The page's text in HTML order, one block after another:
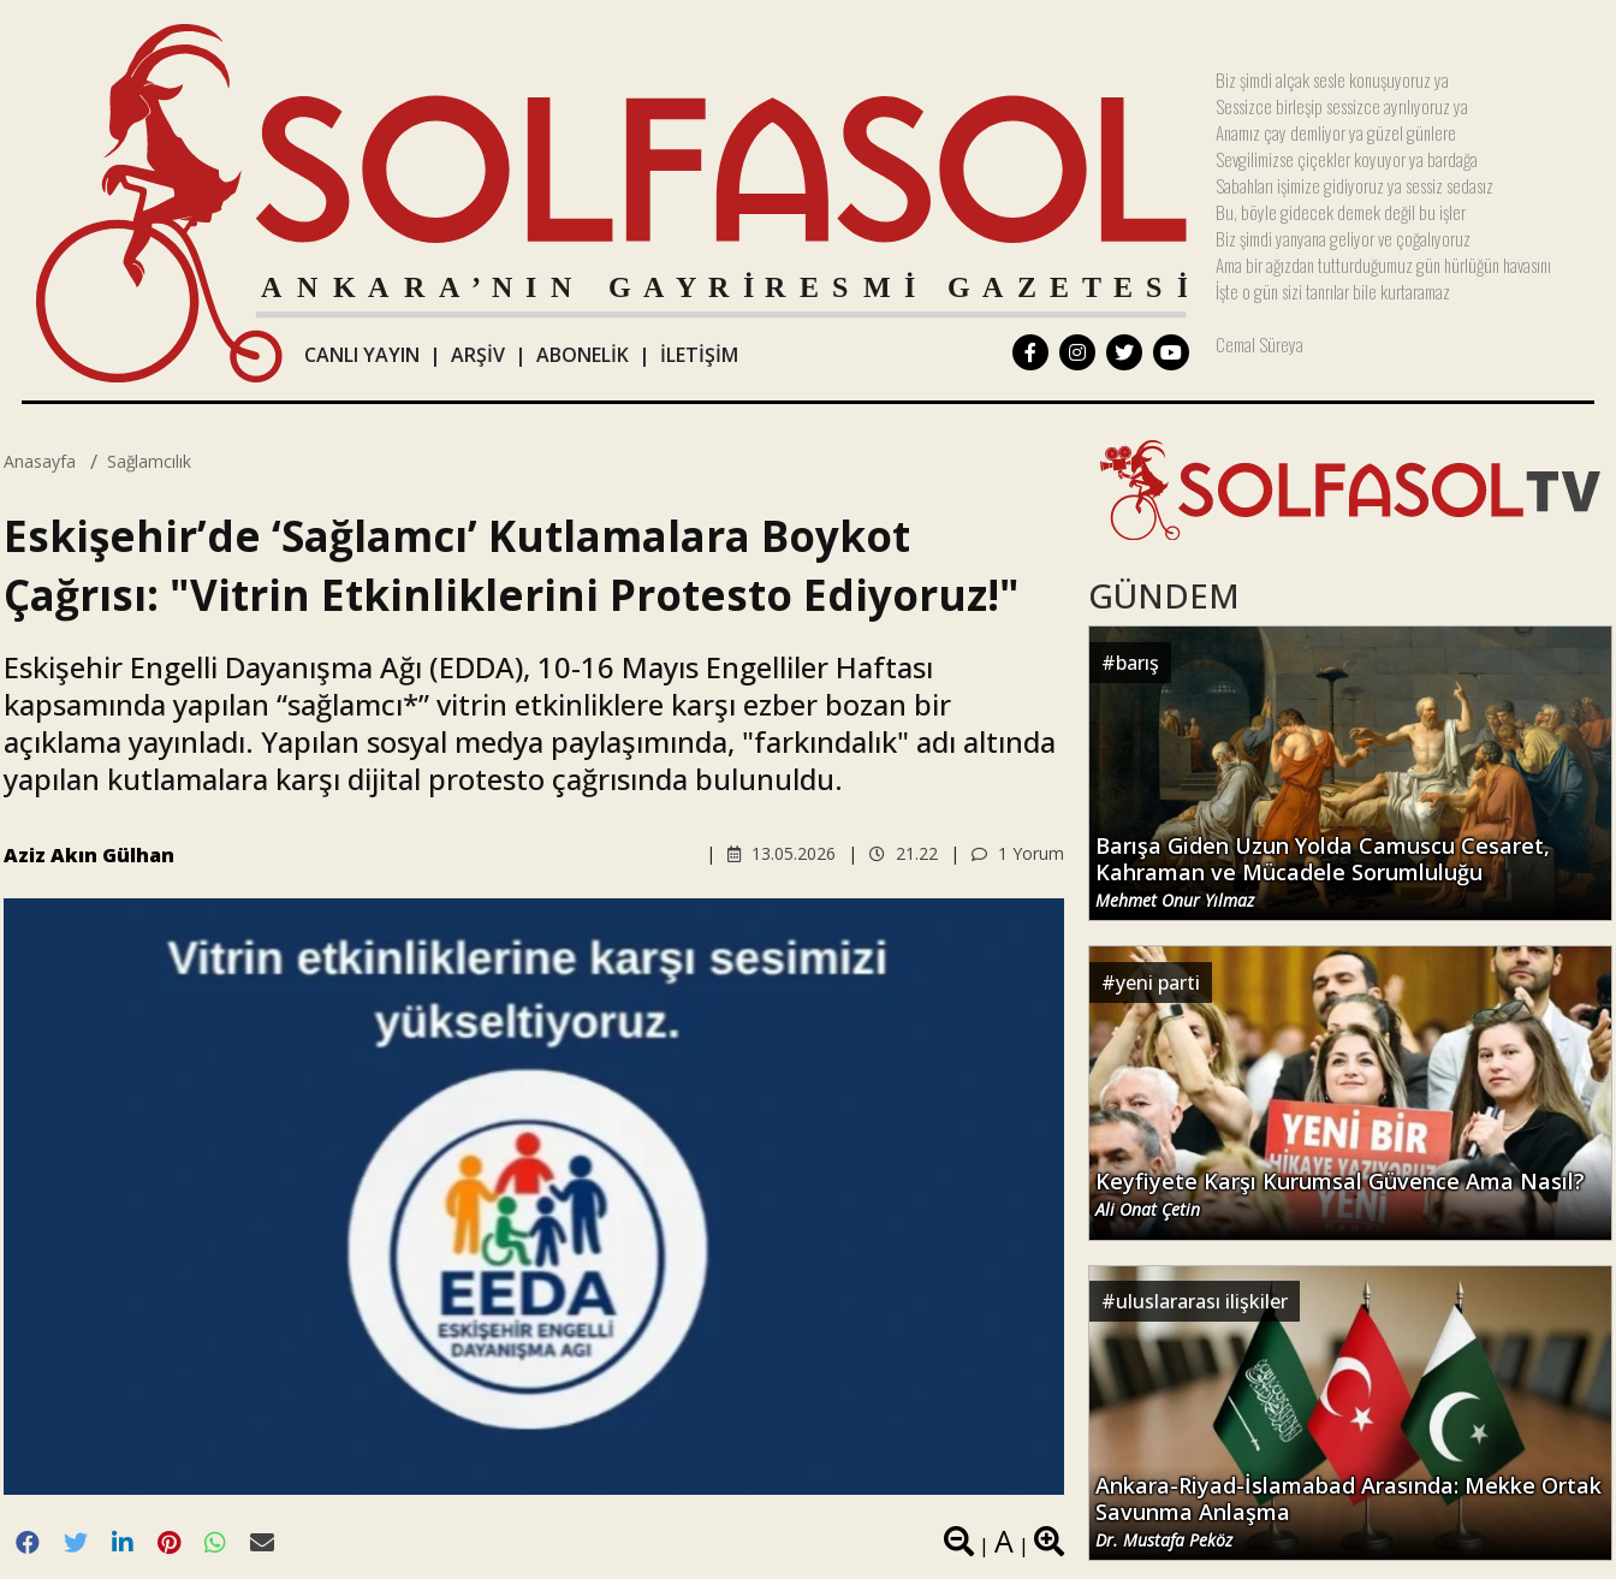
CANLI YAYIN |ARŞİV |ABONELİK | İLETİŞİM
Biz şimdi alçak sesle konuşuyoruz ya
Sessizce birleşip sessizce ayrılıyoruz ya
Anamız çay demliyor ya güzel günlere
Sevgilimizse çiçekler koyuyor ya bardağa
Sabahları işimize gidiyoruz ya sessiz sedasız
Bu, böyle gidecek demek değil bu işler
Biz şimdi yanyana geliyor ve çoğalıyoruz
Ama bir ağızdan tutturduğumuz gün hürlüğün havasını
İşte o gün sizi tanrılar bile kurtaramaz
Cemal Süreya
Anasayfa Sağlamcılık
Eskişehir’de ‘Sağlamcı’ Kutlamalara Boykot
Çağrısı: "Vitrin Etkinliklerini Protesto Ediyoruz!"
Eskişehir Engelli Dayanışma Ağı (EDDA), 10-16 Mayıs Engelliler Haftası
kapsamında yapılan “sağlamcı*” vitrin etkinliklere karşı ezber bozan bir
açıklama yayınladı. Yapılan sosyal medya paylaşımında, "farkındalık" adı altında
yapılan kutlamalara karşı dijital protesto çağrısında bulunuldu.
Aziz Akın Gülhan 1 Yorum
21.22
13.05.2026
| A |
GÜNDEM
#barış
Barışa Giden Uzun Yolda Camuscu Cesaret,
Kahraman ve Mücadele Sorumluluğu
Mehmet Onur Yılmaz
#yeni parti
Keyfiyete Karşı Kurumsal Güvence Ama Nasıl?
Ali Onat Çetin
#uluslararası ilişkiler
Ankara-Riyad-İslamabad Arasında: Mekke Ortak
Savunma Anlaşma
Dr. Mustafa Peköz